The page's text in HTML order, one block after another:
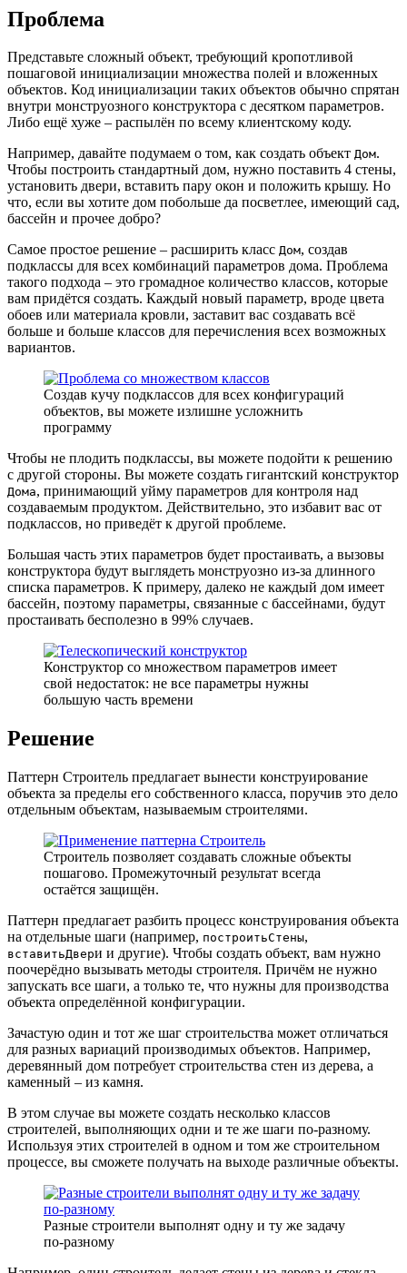
Проблема
Представьте сложный объект, требующий кропотливой
пошаговой инициализации множества полей и вложенных
объектов. Код инициализации таких объектов обычно спрятан
внутри монструозного конструктора с десятком параметров.
Либо ещё хуже – распылён по всему клиентскому коду.
Например, давайте подумаем о том, как создать объект Дом.
Чтобы построить стандартный дом, нужно поставить 4 стены,
установить двери, вставить пару окон и положить крышу. Но
что, если вы хотите дом побольше да посветлее, имеющий сад,
бассейн и прочее добро?
Самое простое решение – расширить класс Дом, создав
подклассы для всех комбинаций параметров дома. Проблема
такого подхода – это громадное количество классов, которые
вам придётся создать. Каждый новый параметр, вроде цвета
обоев или материала кровли, заставит вас создавать всё
больше и больше классов для перечисления всех возможных
вариантов.
Создав кучу подклассов для всех конфигураций
объектов, вы можете излишне усложнить
программу
Чтобы не плодить подклассы, вы можете подойти к решению
с другой стороны. Вы можете создать гигантский конструктор
Дома, принимающий уйму параметров для контроля над
создаваемым продуктом. Действительно, это избавит вас от
подклассов, но приведёт к другой проблеме.
Большая часть этих параметров будет простаивать, а вызовы
конструктора будут выглядеть монструозно из-за длинного
списка параметров. К примеру, далеко не каждый дом имеет
бассейн, поэтому параметры, связанные с бассейнами, будут
простаивать бесполезно в 99% случаев.
Конструктор со множеством параметров имеет
свой недостаток: не все параметры нужны
большую часть времени
Решение
Паттерн Строитель предлагает вынести конструирование
объекта за пределы его собственного класса, поручив это дело
отдельным объектам, называемым строителями.
Строитель позволяет создавать сложные объекты
пошагово. Промежуточный результат всегда
остаётся защищён.
Паттерн предлагает разбить процесс конструирования объекта
на отдельные шаги (например, построитьСтены,
вставитьДвери и другие). Чтобы создать объект, вам нужно
поочерёдно вызывать методы строителя. Причём не нужно
запускать все шаги, а только те, что нужны для производства
объекта определённой конфигурации.
Зачастую один и тот же шаг строительства может отличаться
для разных вариаций производимых объектов. Например,
деревянный дом потребует строительства стен из дерева, а
каменный – из камня.
В этом случае вы можете создать несколько классов
строителей, выполняющих одни и те же шаги по-разному.
Используя этих строителей в одном и том же строительном
процессе, вы сможете получать на выходе различные объекты.
Разные строители выполнят одну и ту же задачу
по-разному